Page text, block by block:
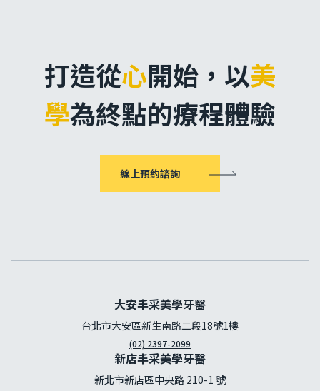
打造從心開始， 以美
學為終點的療程體驗
線上預約諮詢
大安丰采美學牙醫
台北市大安區新生南路二段18號1樓
(02) 2397-2099
新店丰采美學牙醫
新北市新店區中央路 210-1 號